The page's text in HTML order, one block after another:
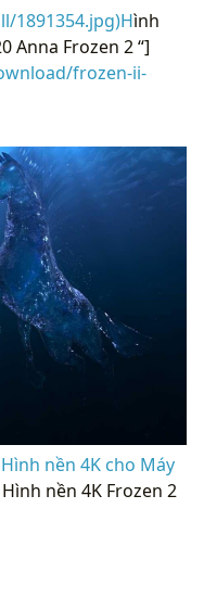
1891354.jpg)Hình
Anna Frozen 2 “]
frozen-ii-
nền 4K cho Máy
nền 4K Frozen 2